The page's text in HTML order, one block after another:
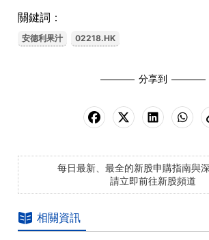
關鍵詞：
安德利果汁 02218.HK
分享到
每日最新、最全的新股申購指南與
請立即前往新股頻道
相關資訊